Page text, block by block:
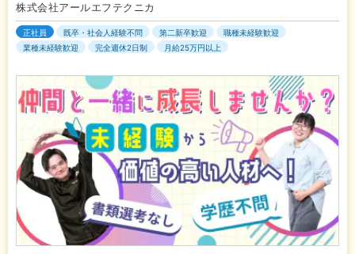
株式会社アールエフテクニカ
正社員 既卒・社会人経験不問 第二新卒歓迎
職種未経験歓迎
業種未経験歓迎
完全週休2日制 月給25万円以上